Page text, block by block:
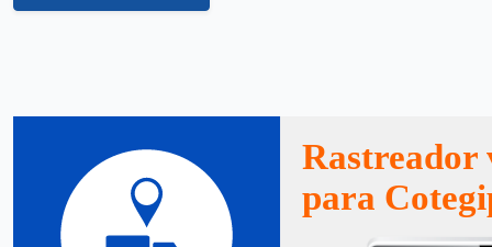
Rastreador
para